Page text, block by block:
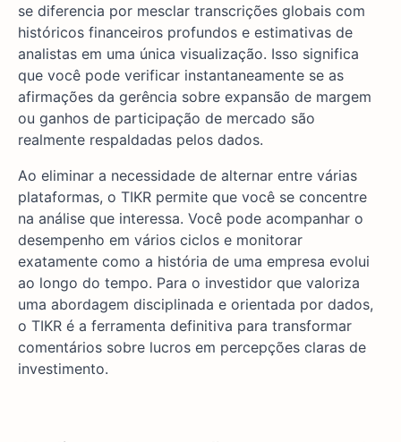
se diferencia por mesclar transcrições globais com
históricos financeiros profundos e estimativas de
analistas em uma única visualização. Isso significa
que você pode verificar instantaneamente se as
afirmações da gerência sobre expansão de margem
ou ganhos de participação de mercado são
realmente respaldadas pelos dados.
Ao eliminar a necessidade de alternar entre várias
plataformas, o TIKR permite que você se concentre
na análise que interessa. Você pode acompanhar o
desempenho em vários ciclos e monitorar
exatamente como a história de uma empresa evolui
ao longo do tempo. Para o investidor que valoriza
uma abordagem disciplinada e orientada por dados,
o TIKR é a ferramenta definitiva para transformar
comentários sobre lucros em percepções claras de
investimento.